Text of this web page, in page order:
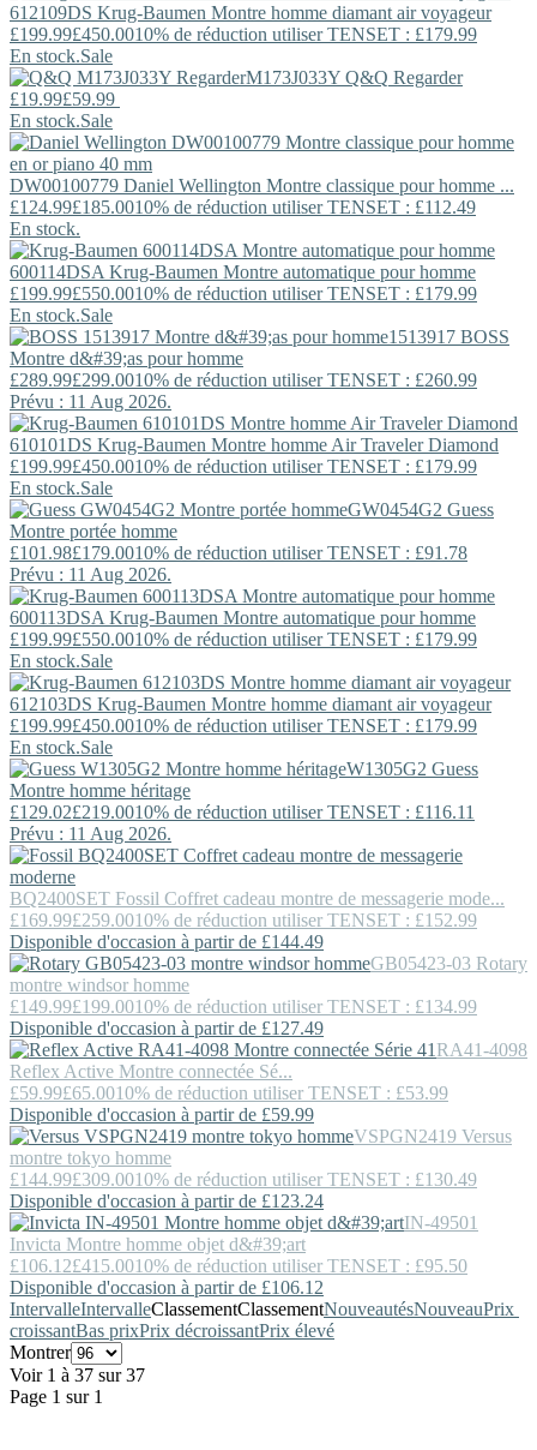
612109DS Krug-Baumen Montre homme diamant air voyageur
£199.99£450.0010% de réduction utiliser TENSET : £179.99
En stock.Sale
M173J033Y Q&Q Regarder
£19.99£59.99
En stock.Sale
DW00100779 Daniel Wellington Montre classique pour homme ...
£124.99£185.0010% de réduction utiliser TENSET : £112.49
En stock.
600114DSA Krug-Baumen Montre automatique pour homme
£199.99£550.0010% de réduction utiliser TENSET : £179.99
En stock.Sale
1513917 BOSS
Montre d&#39;as pour homme
£289.99£299.0010% de réduction utiliser TENSET : £260.99
Prévu : 11 Aug 2026.
610101DS Krug-Baumen Montre homme Air Traveler Diamond
£199.99£450.0010% de réduction utiliser TENSET : £179.99
En stock.Sale
GW0454G2 Guess
Montre portée homme
£101.98£179.0010% de réduction utiliser TENSET : £91.78
Prévu : 11 Aug 2026.
600113DSA Krug-Baumen Montre automatique pour homme
£199.99£550.0010% de réduction utiliser TENSET : £179.99
En stock.Sale
612103DS Krug-Baumen Montre homme diamant air voyageur
£199.99£450.0010% de réduction utiliser TENSET : £179.99
En stock.Sale
W1305G2 Guess
Montre homme héritage
£129.02£219.0010% de réduction utiliser TENSET : £116.11
Prévu : 11 Aug 2026.
BQ2400SET Fossil Coffret cadeau montre de messagerie mode...
£169.99£259.0010% de réduction utiliser TENSET : £152.99
Disponible d'occasion à partir de £144.49
GB05423-03 Rotary
montre windsor homme
£149.99£199.0010% de réduction utiliser TENSET : £134.99
Disponible d'occasion à partir de £127.49
RA41-4098
Reflex Active Montre connectée Sé...
£59.99£65.0010% de réduction utiliser TENSET : £53.99
Disponible d'occasion à partir de £59.99
VSPGN2419 Versus
montre tokyo homme
£144.99£309.0010% de réduction utiliser TENSET : £130.49
Disponible d'occasion à partir de £123.24
IN-49501
Invicta Montre homme objet d&#39;art
£106.12£415.0010% de réduction utiliser TENSET : £95.50
Disponible d'occasion à partir de £106.12
IntervalleIntervalleClassementClassementNouveautésNouveauPrix ​​
croissantBas prixPrix décroissantPrix élevé
Montrer
Voir 1 à 37 sur 37
Page 1 sur 1